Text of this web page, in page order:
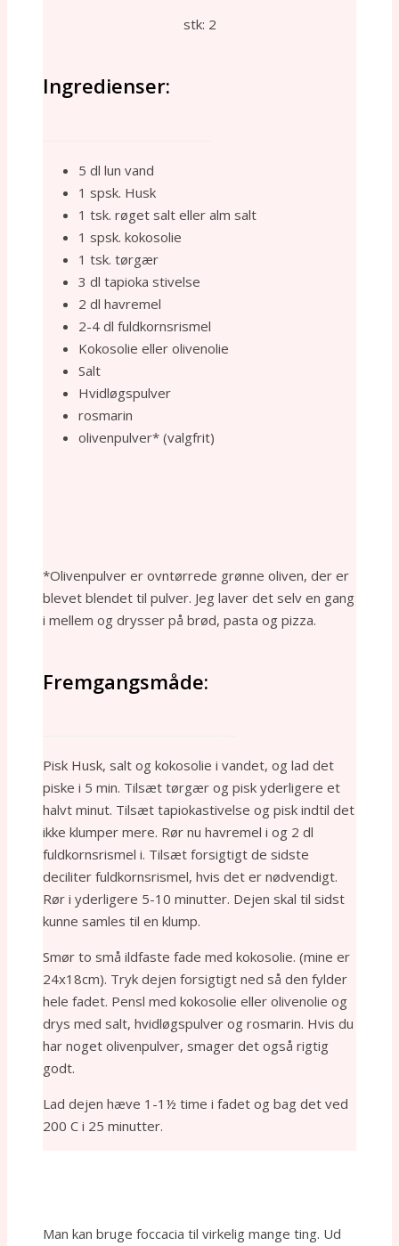
stk: 2
Ingredienser:
5 dl lun vand
1 spsk. Husk
1 tsk. røget salt eller alm salt
1 spsk. kokosolie
1 tsk. tørgær
3 dl tapioka stivelse
2 dl havremel
2-4 dl fuldkornsrismel
Kokosolie eller olivenolie
Salt
Hvidløgspulver
rosmarin
olivenpulver* (valgfrit)
*Olivenpulver er ovntørrede grønne oliven, der er
blevet blendet til pulver. Jeg laver det selv en gang
i mellem og drysser på brød, pasta og pizza.
Fremgangsmåde:
Pisk Husk, salt og kokosolie i vandet, og lad det
piske i 5 min. Tilsæt tørgær og pisk yderligere et
halvt minut. Tilsæt tapiokastivelse og pisk indtil det
ikke klumper mere. Rør nu havremel i og 2 dl
fuldkornsrismel i. Tilsæt forsigtigt de sidste
deciliter fuldkornsrismel, hvis det er nødvendigt.
Rør i yderligere 5-10 minutter. Dejen skal til sidst
kunne samles til en klump.
Smør to små ildfaste fade med kokosolie. (mine er
24x18cm). Tryk dejen forsigtigt ned så den fylder
hele fadet. Pensl med kokosolie eller olivenolie og
drys med salt, hvidløgspulver og rosmarin. Hvis du
har noget olivenpulver, smager det også rigtig
godt.
Lad dejen hæve 1-1½ time i fadet og bag det ved
200 C i 25 minutter.
Man kan bruge foccacia til virkelig mange ting. Ud